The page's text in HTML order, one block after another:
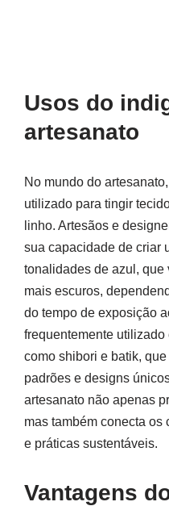
Usos do
artesanato
No mundo do
utilizado para tingir
linho. Artesãos e
sua capacidade de criar
tonalidades de azul, que
mais escuros,
do tempo de exposição
frequentemente
como shibori e batik,
padrões e designs
artesanato não apenas
mas também conecta
e práticas sustentáveis.
Vantagens